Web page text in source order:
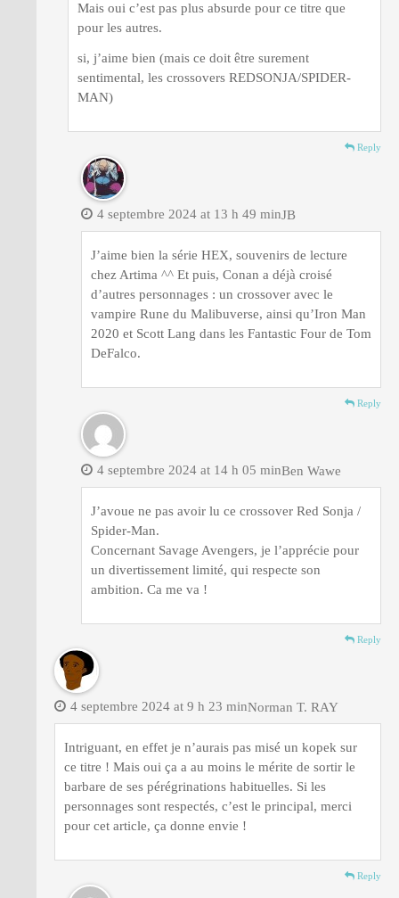
Mais oui c’est pas plus absurde pour ce titre que
pour les autres.
si, j’aime bien (mais ce doit être surement
sentimental, les crossovers REDSONJA/SPIDER-
MAN)
Reply
JB
4 septembre 2024 at 13 h 49 min
J’aime bien la série HEX, souvenirs de lecture
chez Artima ^^ Et puis, Conan a déjà croisé
d’autres personnages : un crossover avec le
vampire Rune du Malibuverse, ainsi qu’Iron Man
2020 et Scott Lang dans les Fantastic Four de Tom
DeFalco.
Reply
Ben Wawe
4 septembre 2024 at 14 h 05 min
J’avoue ne pas avoir lu ce crossover Red Sonja /
Spider-Man.
Concernant Savage Avengers, je l’apprécie pour
un divertissement limité, qui respecte son
ambition. Ca me va !
Reply
Norman T. RAY
4 septembre 2024 at 9 h 23 min
Intriguant, en effet je n’aurais pas misé un kopek sur
ce titre ! Mais oui ça a au moins le mérite de sortir le
barbare de ses pérégrinations habituelles. Si les
personnages sont respectés, c’est le principal, merci
pour cet article, ça donne envie !
Reply